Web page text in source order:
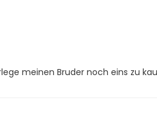
meinen Bruder noch eins zu